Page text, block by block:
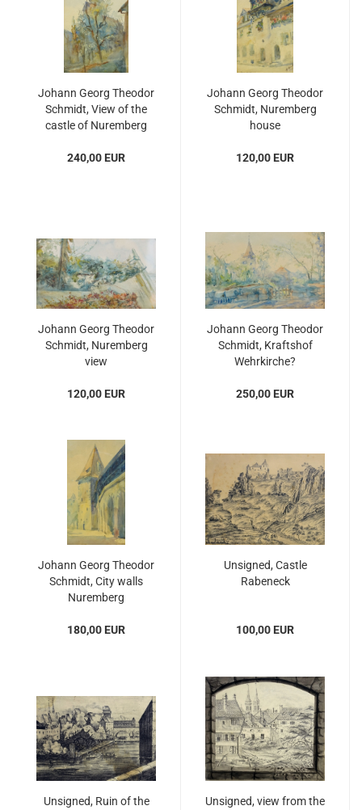
Johann Georg Theodor
Schmidt, View of the
castle of Nuremberg
240,00 EUR
Johann Georg Theodor
Schmidt, Nuremberg
house
120,00 EUR
Johann Georg Theodor
Schmidt, Nuremberg
view
120,00 EUR
Johann Georg Theodor
Schmidt, Kraftshof
Wehrkirche?
250,00 EUR
Johann Georg Theodor
Schmidt, City walls
Nuremberg
180,00 EUR
Unsigned, Castle
Rabeneck
100,00 EUR
Unsigned, Ruin of the
Unsigned, view from the